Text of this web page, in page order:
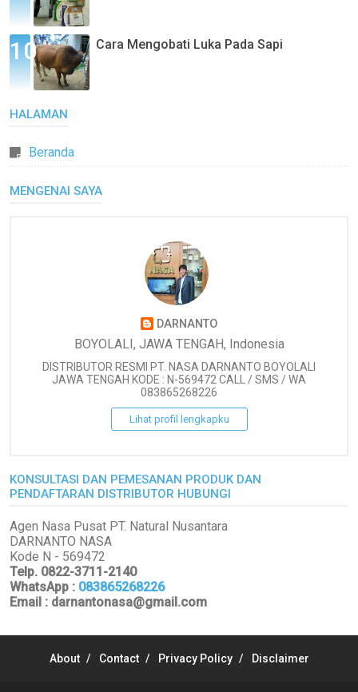
Cara Mengobati Luka Pada Sapi
HALAMAN
Beranda
MENGENAI SAYA
DARNANTO
BOYOLALI, JAWA TENGAH, Indonesia
DISTRIBUTOR RESMI PT. NASA DARNANTO BOYOLALI
JAWA TENGAH KODE : N-569472 CALL / SMS / WA
083865268226
Lihat profil lengkapku
KONSULTASI DAN PEMESANAN PRODUK DAN
PENDAFTARAN DISTRIBUTOR HUBUNGI
Agen Nasa Pusat PT. Natural Nusantara
DARNANTO NASA
Kode N - 569472
Telp. 0822-3711-2140
WhatsApp : 083865268226
Email : darnantonasa@gmail.com
About Contact Privacy Policy Disclaimer